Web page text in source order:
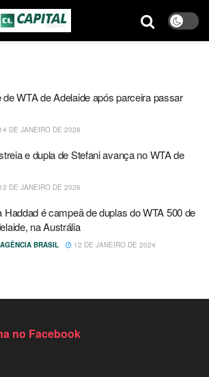
WTA de Adelaide após parceira passar
14 DE JANEIRO DE 2026
e dupla de Stefani avança no WTA de
12 DE JANEIRO DE 2026
Haddad é campeã de duplas do WTA 500 de
na Austrália
AGÊNCIA BRASIL 12 DE JANEIRO DE 2024
no Facebook